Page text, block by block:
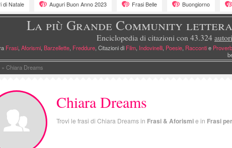
di Natale Auguri Buon Anno 2023 Frasi Belle Buongiorno
La più Grande Community
Enciclopedia di citazioni con 43.324 autori
Frasi, Aforismi, Barzellette, Freddure, Citazioni di Film, Indovinelli, Poesie, Raccontie
» Chiara Dreams
Chiara Dreams
Trovi le frasi di Chiara Dreams in Frasi & Aforismie in Frasi